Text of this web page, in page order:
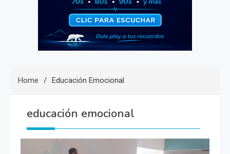
Home Educación Emocional
educación emocional